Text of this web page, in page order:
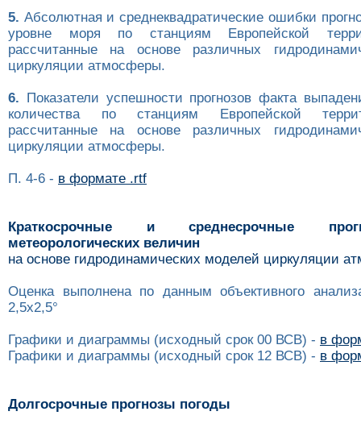
5. Абсолютная и среднеквадратические ошибки
уровне моря по станциям Европейской
рассчитанные на основе различных
циркуляции атмосферы.
6. Показатели успешности прогнозов факта
количества по станциям Европейской
рассчитанные на основе различных
циркуляции атмосферы.
П. 4-6 - в формате .rtf
Краткосрочные и среднесрочные
метеорологических величин
на основе гидродинамических моделей циркуляции
Оценка выполнена по данным объективного
2,5x2,5°
Графики и диаграммы (исходный срок 00 ВСВ) - в
Графики и диаграммы (исходный срок 12 ВСВ) - в
Долгосрочные прогнозы погоды